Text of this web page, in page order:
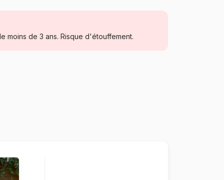
Puzzle pour Adultes (500 à 48.000
moins de 3 ans. Risque d'étouffement.